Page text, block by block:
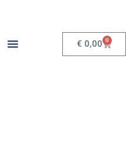
€ 0,00 0